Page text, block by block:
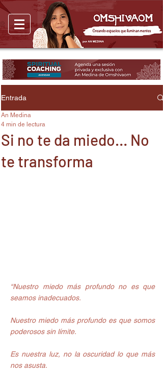
Entrada
Si no te da miedo… No
te transforma
An Medina
4 min de lectura
“Nuestro miedo más profundo no es que
seamos inadecuados.
Nuestro miedo más profundo es que somos
poderosos sin límite.
Es nuestra luz, no la oscuridad lo que más
nos asusta.